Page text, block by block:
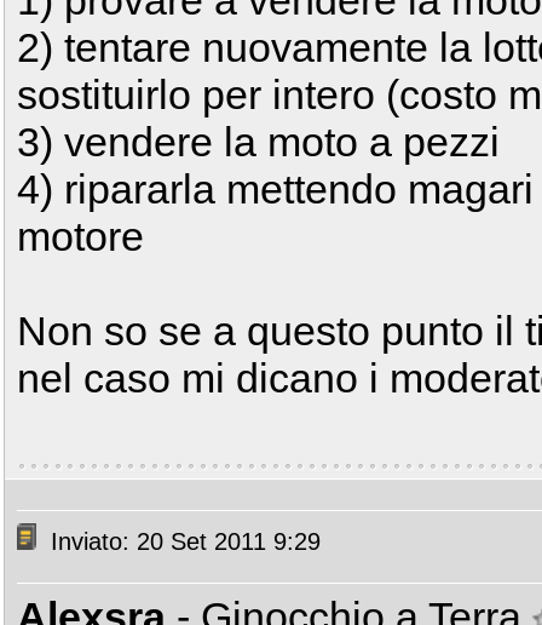
2) tentare nuovamente la
sostituirlo per intero (costo
3) vendere la moto a pezzi
4) ripararla mettendo
motore
Non so se a questo punto il
nel caso mi dicano i
Inviato: 20 Set 2011 9:29